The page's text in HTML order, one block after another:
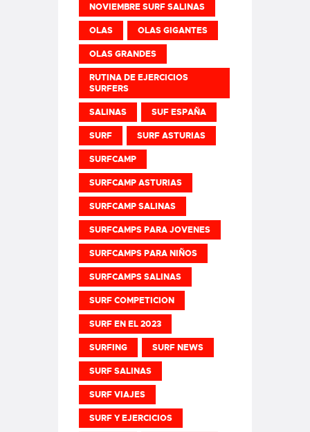
NOVIEMBRE SURF SALINAS
OLAS OLAS GIGANTES
OLAS GRANDES
RUTINA DE EJERCICIOS
SURFERS
SALINAS SUF ESPAÑA
SURF SURF ASTURIAS
SURFCAMP
SURFCAMP ASTURIAS
SURFCAMP SALINAS
SURFCAMPS PARA JOVENES
SURFCAMPS PARA NIÑOS
SURFCAMPS SALINAS
SURF COMPETICION
SURF EN EL 2023
SURFING SURF NEWS
SURF SALINAS
SURF VIAJES
SURF Y EJERCICIOS